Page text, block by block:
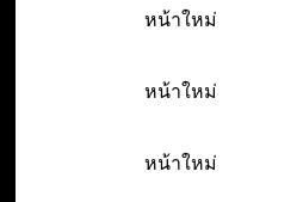
หน้าใหม่
หน้าใหม่
หน้าใหม่